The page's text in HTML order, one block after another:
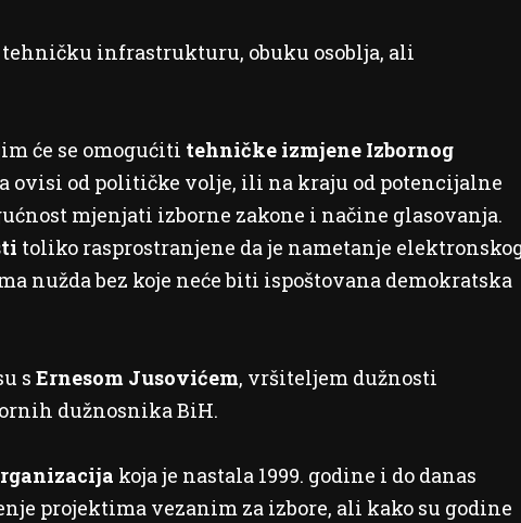
infrastrukturu, obuku osoblja, ali
će se omogućiti tehničke izmjene Izbornog
ovisi od političke volje, ili na kraju od potencijalne
mjenjati izborne zakone i načine glasovanja.
toliko rasprostranjene da je nametanje
nužda bez koje neće biti ispoštovana demokratska
s Ernesom Jusovićem, vršiteljem dužnosti
dužnosnika BiH.
koja je nastala 1999. godine i do danas
projektima vezanim za izbore, ali kako su godine